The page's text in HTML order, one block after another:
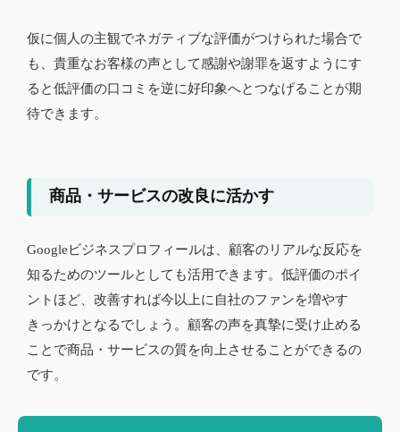
仮に個人の主観でネガティブな評価がつけられた場合で
も、貴重なお客様の声として感謝や謝罪を返すようにす
ると低評価の口コミを逆に好印象へとつなげることが期
待できます。
商品・サービスの改良に活かす
Googleビジネスプロフィールは、顧客のリアルな反応を
知るためのツールとしても活用できます。低評価のポイ
ントほど、改善すれば今以上に自社のファンを増やす
きっかけとなるでしょう。顧客の声を真摯に受け止める
ことで商品・サービスの質を向上させることができるの
です。